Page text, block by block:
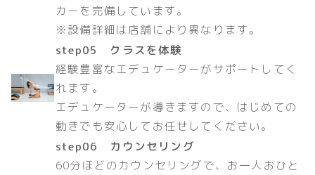
カーを完備しています。
※設備詳細は店舗により異なります。
step05 クラスを体験
経験豊富なエデュケーターがサポートしてく
れます。
エデュケーターが導きますので、はじめての
動きでも安心してお任せしてください。
step06 カウンセリング
60分ほどのカウンセリングで、お一人おひと